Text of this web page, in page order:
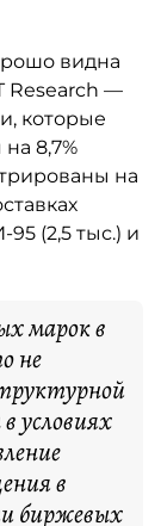
видна
Research —
которые
8,7%
на
(2,5 тыс.) и
марок в
не
условиях
в
биржевых